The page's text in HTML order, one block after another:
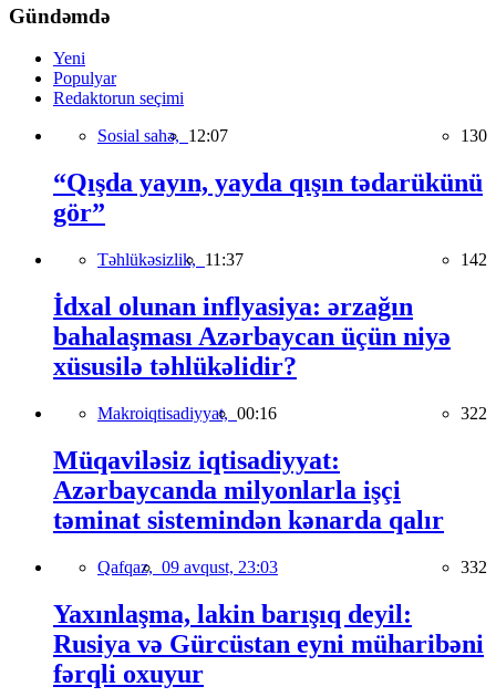
Gündəmdə
Yeni
Populyar
Redaktorun seçimi
Sosial sahə, 12:07 130
“Qışda yayın, yayda qışın tədarükünü
gör”
Təhlükəsizlik, 11:37 142
İdxal olunan inflyasiya: ərzağın
bahalaşması Azərbaycan üçün niyə
xüsusilə təhlükəlidir?
Makroiqtisadiyyat, 00:16 322
Müqaviləsiz iqtisadiyyat:
Azərbaycanda milyonlarla işçi
təminat sistemindən kənarda qalır
Qafqaz, 09 avqust, 23:03 332
Yaxınlaşma, lakin barışıq deyil:
Rusiya və Gürcüstan eyni müharibəni
fərqli oxuyur